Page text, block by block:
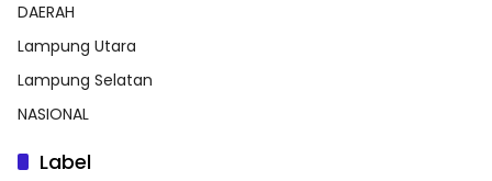
DAERAH
Lampung Utara
Lampung Selatan
NASIONAL
Label